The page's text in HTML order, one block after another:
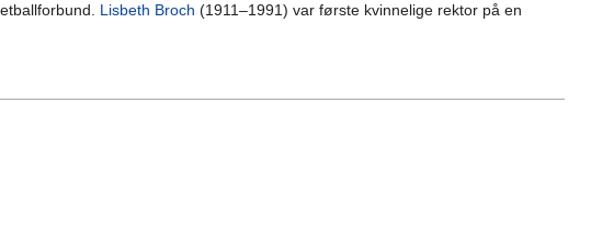
Lisbeth Broch (1911–1991) var første kvinnelige rektor på en